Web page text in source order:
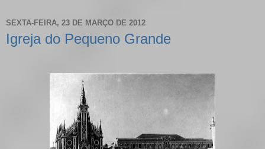
SEXTA-FEIRA, 23 DE MARÇO DE 2012
Igreja do Pequeno Grande